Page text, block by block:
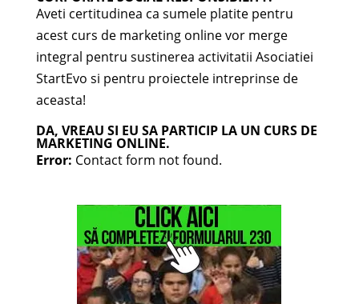
Aveti certitudinea ca sumele platite pentru
acest curs de marketing online vor merge
integral pentru sustinerea activitatii Asociatiei
StartEvo si pentru proiectele intreprinse de
aceasta!
DA, VREAU SI EU SA PARTICIP LA UN CURS DE
MARKETING ONLINE.
Error: Contact form not found.